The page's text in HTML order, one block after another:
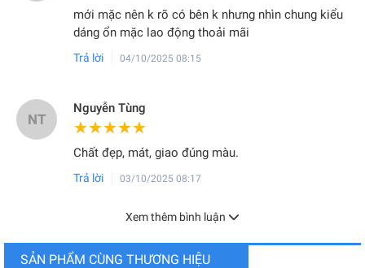
PHIẾU KIỂM ĐỊNH CHẤT LƯỢNG
mới mặc nên k rõ có bên k nhưng nhìn chung kiểu
dáng ổn mặc lao động thoải mãi
Trả lời 04/10/2025 08:15
NT
Nguyễn Tùng
★★★★★
★★★★★
Chất đẹp, mát, giao đúng màu.
Trả lời 03/10/2025 08:17
Xem thêm bình luận
SẢN PHẨM CÙNG THƯƠNG HIỆU